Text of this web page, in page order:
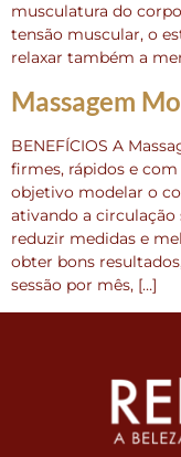
musculatura do
tensão muscular, o
relaxar também a
Massagem
BENEFÍCIOS A
firmes, rápidos e
objetivo modelar o
ativando a circulação
reduzir medidas e
obter bons
sessão por mês, […]